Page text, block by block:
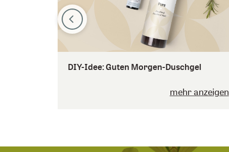
DIY-Idee: Guten Morgen-Duschgel
mehr anzeigen